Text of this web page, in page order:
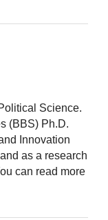
Science.
(BBS) Ph.D.
Innovation
as a research
can read more